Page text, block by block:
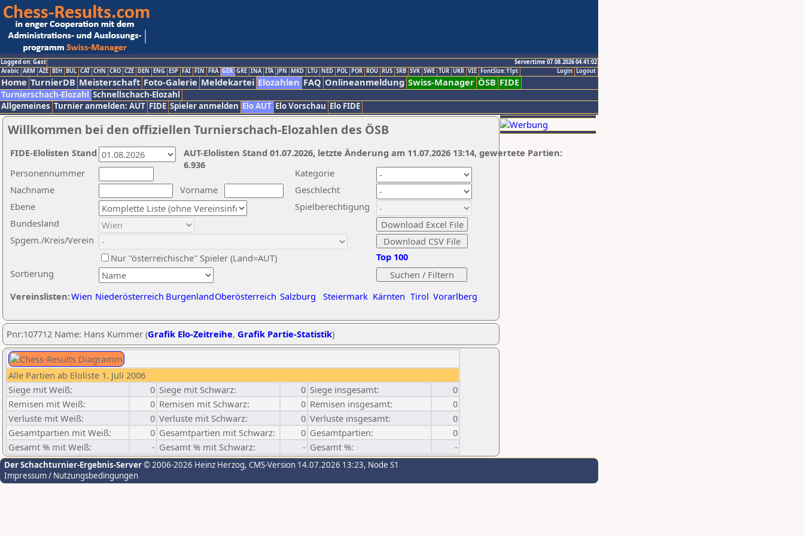
Logged on: Gast
Servertime 07.08.2026 04:41:02
Logout
Login
Arabic ARM AZE BIH BUL CAT CHN CRO CZE DEN ENG ESP FAI FIN FRA GER GRE INA ITA JPN MKD LTU NED POL POR ROU RUS SRB SVK SWE TUR UKR VIE FontSize:11pt
Home TurnierDB Meisterschaft Foto-Galerie Meldekartei Elozahlen FAQ Onlineanmeldung Swiss-Manager ÖSB FIDE
Turnierschach-Elozahl Schnellschach-Elozahl
Allgemeines Turnier anmelden: AUT FIDE Spieler anmelden Elo AUT Elo Vorschau Elo FIDE
Willkommen bei den offiziellen Turnierschach-Elozahlen des ÖSB
Nachname
Vorname
Ebene
Kategorie
Sortierung
Personennummer
Bundesland
Spgem./Kreis/Verein
Geschlecht
Nur "österreichische" Spieler (Land=AUT)
Spielberechtigung
Vereinslisten:Wien Niederösterreich BurgenlandOberösterreich Salzburg Steiermark Kärnten Tirol Vorarlberg
Top 100
AUT-Elolisten Stand 01.07.2026, letzte Änderung am 11.07.2026 13:14, gewertete Partien:
6.936
FIDE-Elolisten Stand
Pnr:107712 Name: Hans Kummer (Grafik Elo-Zeitreihe, Grafik Partie-Statistik)
Alle Partien ab Eloliste 1. Juli 2006
Siege mit Weiß:
0 Siege mit Schwarz: 0 Siege insgesamt:
0
Remisen mit Weiß:
0 Remisen mit Schwarz: 0 Remisen insgesamt:
0
Verluste mit Weiß:
0 Verluste mit Schwarz: 0 Verluste insgesamt:
0
Gesamtpartien mit Weiß:
0 Gesamtpartien mit Schwarz: 0 Gesamtpartien:
0
Gesamt % mit Weiß:
- Gesamt % mit Schwarz: - Gesamt %: -
Der Schachturnier-Ergebnis-Server© 2006-2026 Heinz Herzog, CMS-Version 14.07.2026 13:23, Node S1
Impressum / Nutzungsbedingungen